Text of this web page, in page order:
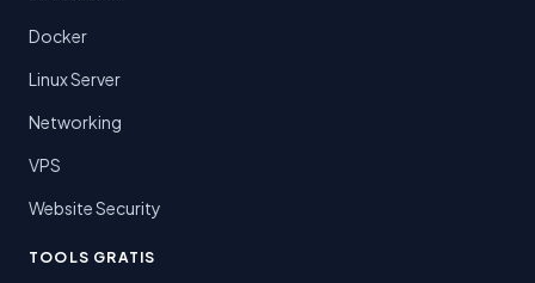
Docker
Linux Server
Networking
VPS
Website Security
TOOLS GRATIS